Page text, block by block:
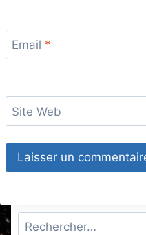
Email *
Site Web
Rechercher :